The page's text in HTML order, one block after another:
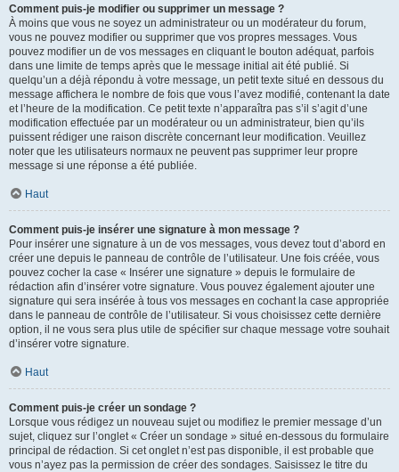
Comment puis-je modifier ou supprimer un message ?
À moins que vous ne soyez un administrateur ou un modérateur du forum,
vous ne pouvez modifier ou supprimer que vos propres messages. Vous
pouvez modifier un de vos messages en cliquant le bouton adéquat, parfois
dans une limite de temps après que le message initial ait été publié. Si
quelqu’un a déjà répondu à votre message, un petit texte situé en dessous du
message affichera le nombre de fois que vous l’avez modifié, contenant la date
et l’heure de la modification. Ce petit texte n’apparaîtra pas s’il s’agit d’une
modification effectuée par un modérateur ou un administrateur, bien qu’ils
puissent rédiger une raison discrète concernant leur modification. Veuillez
noter que les utilisateurs normaux ne peuvent pas supprimer leur propre
message si une réponse a été publiée.
Haut
Comment puis-je insérer une signature à mon message ?
Pour insérer une signature à un de vos messages, vous devez tout d’abord en
créer une depuis le panneau de contrôle de l’utilisateur. Une fois créée, vous
pouvez cocher la case « Insérer une signature » depuis le formulaire de
rédaction afin d’insérer votre signature. Vous pouvez également ajouter une
signature qui sera insérée à tous vos messages en cochant la case appropriée
dans le panneau de contrôle de l’utilisateur. Si vous choisissez cette dernière
option, il ne vous sera plus utile de spécifier sur chaque message votre souhait
d’insérer votre signature.
Haut
Comment puis-je créer un sondage ?
Lorsque vous rédigez un nouveau sujet ou modifiez le premier message d’un
sujet, cliquez sur l’onglet « Créer un sondage » situé en-dessous du formulaire
principal de rédaction. Si cet onglet n’est pas disponible, il est probable que
vous n’ayez pas la permission de créer des sondages. Saisissez le titre du